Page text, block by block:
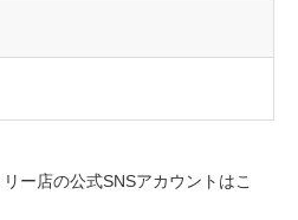
ー店の公式SNSアカウントはこ